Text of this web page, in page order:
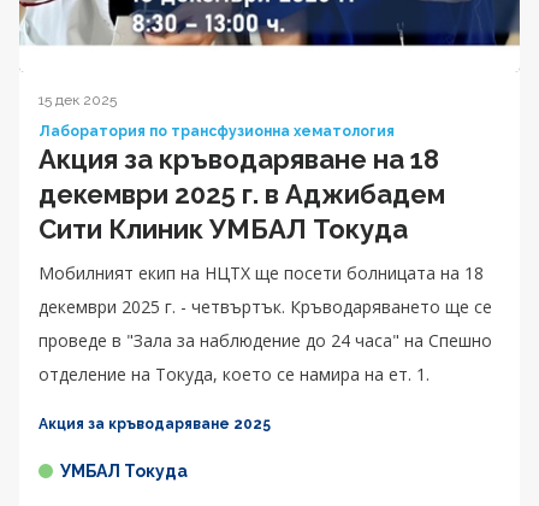
15 дек 2025
Лаборатория по трансфузионна хематология
Акция за кръводаряване на 18
декември 2025 г. в Аджибадем
Сити Клиник УМБАЛ Токуда
Мобилният екип на НЦТХ ще посети болницата на 18
декември 2025 г. - четвъртък. Кръводаряването ще се
проведе в "Зала за наблюдение до 24 часа" на Спешно
отделение на Токуда, което се намира на ет. 1.
Акция за кръводаряване 2025
УМБАЛ Токуда